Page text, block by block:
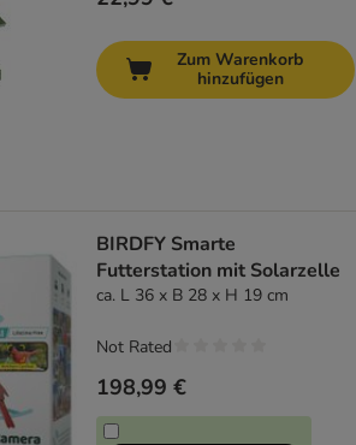
Zum Warenkorb
hinzufügen
BIRDFY Smarte
Futterstation mit Solarzelle
ca. L 36 x B 28 x H 19 cm
198,99 €
Not Rated